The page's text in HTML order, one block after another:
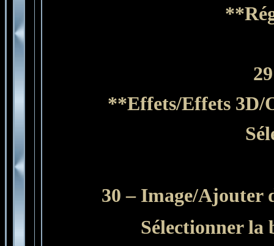
**Effets/Effets 3D/
30 – Image/Ajouter
Sélectionnerla